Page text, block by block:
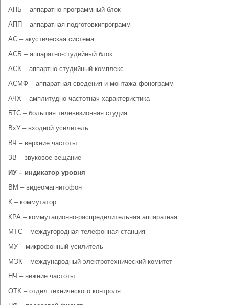
АПБ – аппаратно-программный блок
АПП – аппаратная подготовкипрограмм
АС – акустическая система
АСБ – аппаратно-студийный блок
АСК – аппартно-студийный комплекс
АСМФ – аппаратная сведения и монтажа фонограмм
АЧХ – амплитудно-частотнач характеристика
БТС – большая телевизионная студия
ВхУ – входной усилитель
ВЧ – верхние частоты
ЗВ – звуковое вещание
ИУ – индикатор уровня
ВМ – видеомагнитофон
К – коммутатор
КРА – коммутационно-распределительная аппаратная
МТС – междугородная телефонная станция
МУ – микрофонный усилитель
МЭК – международный электротехнический комитет
НЧ – нижние частоты
ОТК – отдел технического контроля